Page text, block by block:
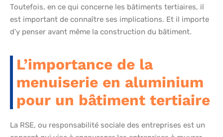
Toutefois, en ce qui concerne les bâtiments tertiaires, il
est important de connaître ses implications. Et il importe
d’y penser avant même la construction du bâtiment.
L’importance de la
menuiserie en aluminium
pour un bâtiment tertiaire
La RSE, ou responsabilité sociale des entreprises est un